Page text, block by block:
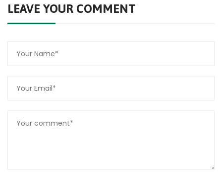
LEAVE YOUR COMMENT